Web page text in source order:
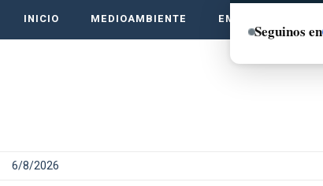
INICIO MEDIOAMBIENTE EMPRENDE VERDE
6/8/2026
Seguinos en